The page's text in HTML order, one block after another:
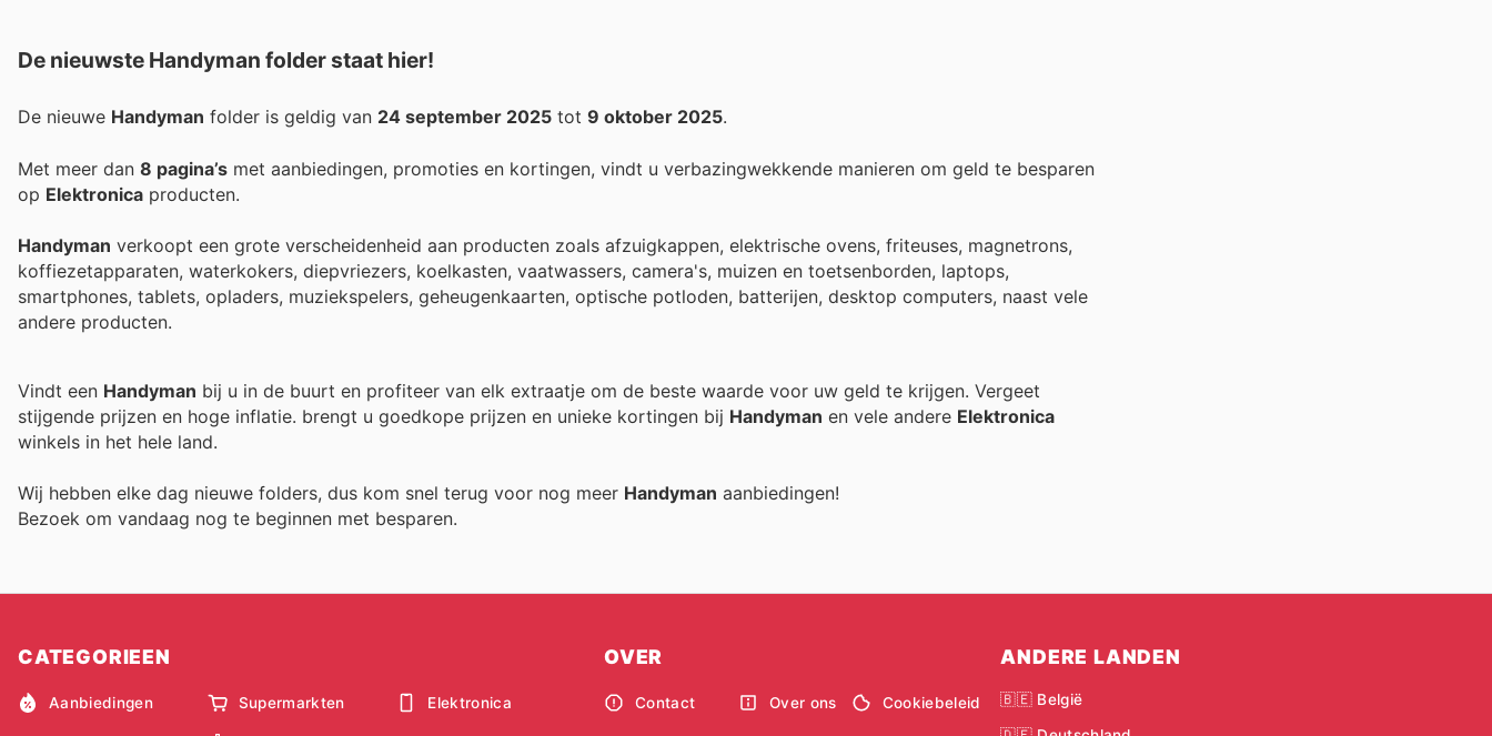
De nieuwste Handyman folder staat hier!
De nieuwe Handyman folder is geldig van 24 september 2025 tot 9 oktober 2025.
Met meer dan 8 pagina’s met aanbiedingen, promoties en kortingen, vindt u verbazingwekkende manieren om geld te besparen
op Elektronica producten.
Handyman verkoopt een grote verscheidenheid aan producten zoals afzuigkappen, elektrische ovens, friteuses, magnetrons,
koffiezetapparaten, waterkokers, diepvriezers, koelkasten, vaatwassers, camera's, muizen en toetsenborden, laptops,
smartphones, tablets, opladers, muziekspelers, geheugenkaarten, optische potloden, batterijen, desktop computers, naast vele
andere producten.
Vindt een Handyman bij u in de buurt en profiteer van elk extraatje om de beste waarde voor uw geld te krijgen. Vergeet
stijgende prijzen en hoge inflatie. brengt u goedkope prijzen en unieke kortingen bij Handyman en vele andere Elektronica
winkels in het hele land.
Wij hebben elke dag nieuwe folders, dus kom snel terug voor nog meer Handyman aanbiedingen!
Bezoek om vandaag nog te beginnen met besparen.
CATEGORIEEN
Aanbiedingen Supermarkten Elektronica
OVER
Contact Over ons Cookiebeleid
ANDERE LANDEN
🇧🇪 België